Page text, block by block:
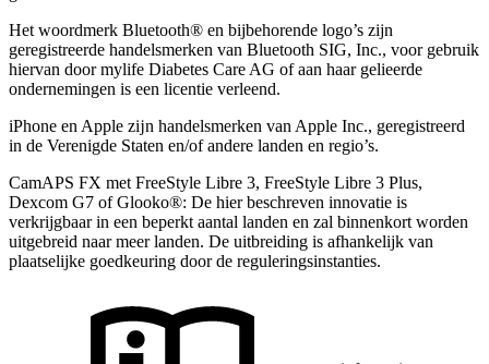
Het woordmerk Bluetooth® en bijbehorende logo’s zijn
geregistreerde handelsmerken van Bluetooth SIG, Inc., voor gebruik
hiervan door mylife Diabetes Care AG of aan haar gelieerde
ondernemingen is een licentie verleend.
iPhone en Apple zĳn handelsmerken van Apple Inc., geregistreerd
in de Verenigde Staten en/of andere landen en regio’s.
CamAPS FX met FreeStyle Libre 3, FreeStyle Libre 3 Plus,
Dexcom G7 of Glooko®: De hier beschreven innovatie is
verkrijgbaar in een beperkt aantal landen en zal binnenkort worden
uitgebreid naar meer landen. De uitbreiding is afhankelijk van
plaatselijke goedkeuring door de reguleringsinstanties.